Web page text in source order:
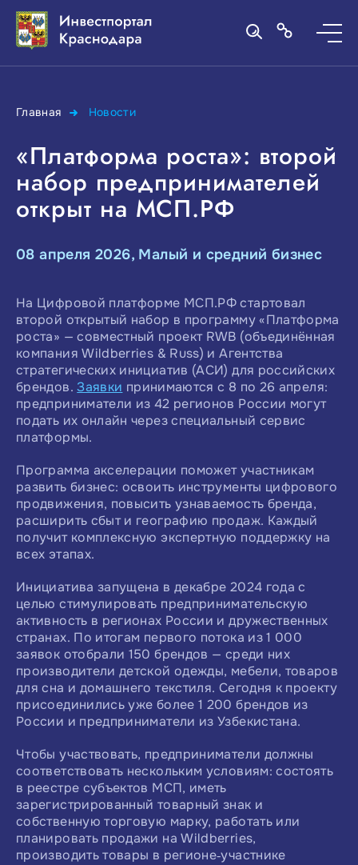
Главная Новости
«Платформа роста»: второй
набор предпринимателей
открыт на МСП.РФ
08 апреля 2026, Малый и средний бизнес
На Цифровой платформе МСП.РФ стартовал
второй открытый набор в программу «Платформа
роста» — совместный проект RWB (объединённая
компания Wildberries & Russ) и Агентства
стратегических инициатив (АСИ) для российских
брендов.Заявки принимаются с 8 по 26 апреля:
предприниматели из 42 регионов России могут
подать их онлайн через специальный сервис
платформы.
Программа акселерации поможет участникам
развить бизнес: освоить инструменты цифрового
продвижения, повысить узнаваемость бренда,
расширить сбыт и географию продаж. Каждый
получит комплексную экспертную поддержку на
всех этапах.
Инициатива запущена в декабре 2024 года с
целью стимулировать предпринимательскую
активность в регионах России и дружественных
странах. По итогам первого потока из 1 000
заявок отобрали 150 брендов — среди них
производители детской одежды, мебели, товаров
для сна и домашнего текстиля. Сегодня к проекту
присоединились уже более 1 200 брендов из
России и предприниматели из Узбекистана.
Чтобы участвовать, предприниматели должны
соответствовать нескольким условиям: состоять
в реестре субъектов МСП, иметь
зарегистрированный товарный знак и
собственную торговую марку, работать или
планировать продажи на Wildberries,
производить товары в регионе‑участнике